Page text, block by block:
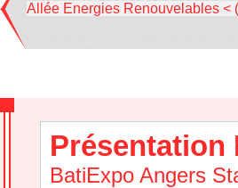
Allée Energies Renouvelables <
Présentation
BatiExpo Angers